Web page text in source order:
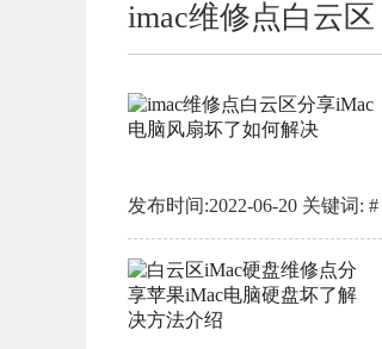
imac维修点白云区
发布时间:2022-06-20 关键词: #